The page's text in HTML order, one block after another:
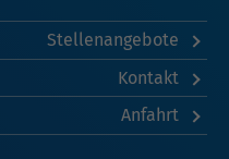
Stellenangebote
Kontakt
Anfahrt